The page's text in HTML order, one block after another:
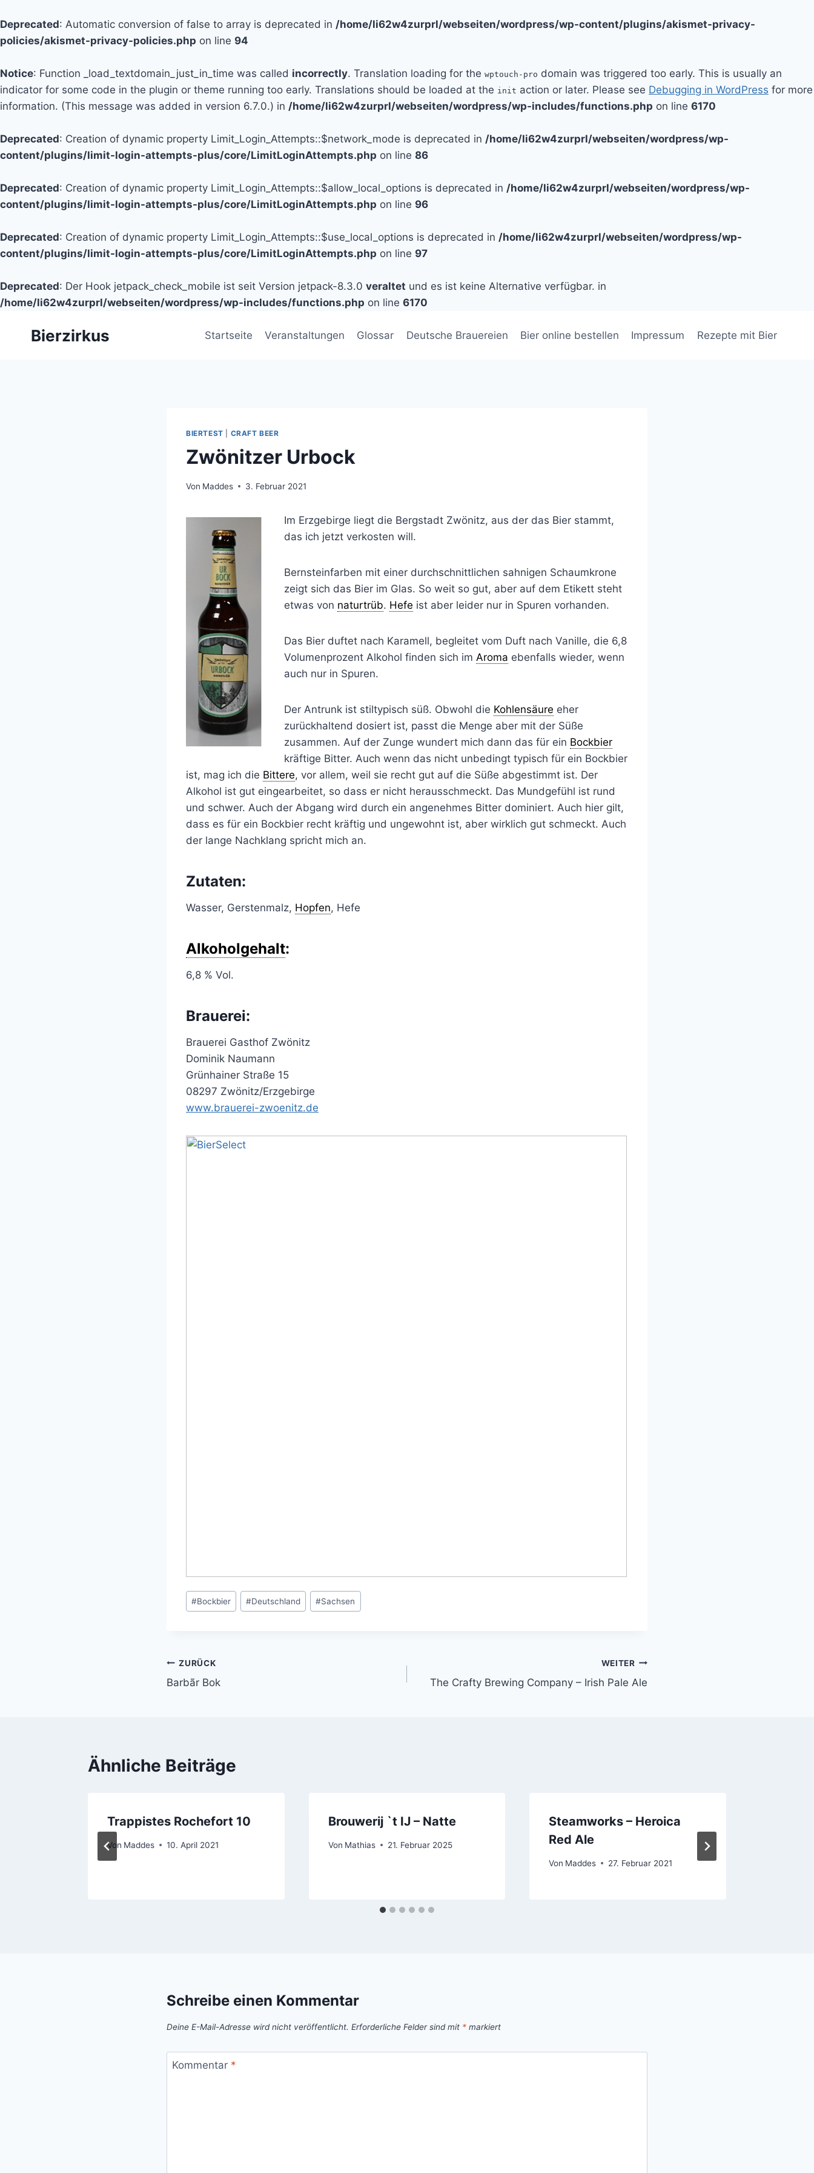
Deprecated: Automatic conversion of false to array is deprecated in /home/li62w4zurprl/webseiten/wordpress/wp-content/plugins/akismet-privacy-
policies/akismet-privacy-policies.php on line 94
Notice: Function _load_textdomain_just_in_time was called incorrectly. Translation loading for the wptouch-pro domain was triggered too early. This is usually an
indicator for some code in the plugin or theme running too early. Translations should be loaded at the init action or later. Please see Debugging in WordPress for more
information. (This message was added in version 6.7.0.) in /home/li62w4zurprl/webseiten/wordpress/wp-includes/functions.php on line 6170
Deprecated: Creation of dynamic property Limit_Login_Attempts::$network_mode is deprecated in /home/li62w4zurprl/webseiten/wordpress/wp-
content/plugins/limit-login-attempts-plus/core/LimitLoginAttempts.php on line 86
Deprecated: Creation of dynamic property Limit_Login_Attempts::$allow_local_options is deprecated in /home/li62w4zurprl/webseiten/wordpress/wp-
content/plugins/limit-login-attempts-plus/core/LimitLoginAttempts.php on line 96
Deprecated: Creation of dynamic property Limit_Login_Attempts::$use_local_options is deprecated in /home/li62w4zurprl/webseiten/wordpress/wp-
content/plugins/limit-login-attempts-plus/core/LimitLoginAttempts.php on line 97
Deprecated: Der Hook jetpack_check_mobile ist seit Version jetpack-8.3.0 veraltet und es ist keine Alternative verfügbar. in
/home/li62w4zurprl/webseiten/wordpress/wp-includes/functions.php on line 6170
Bierzirkus Startseite Veranstaltungen Glossar Deutsche Brauereien Bier online bestellen Impressum Rezepte mit Bier
BIERTEST CRAFT BEER
Zwönitzer Urbock
Von Maddes 3. Februar 2021
Im Erzgebirge liegt die Bergstadt Zwönitz, aus der das Bier stammt,
das ich jetzt verkosten will.
Bernsteinfarben mit einer durchschnittlichen sahnigen Schaumkrone
zeigt sich das Bier im Glas. So weit so gut, aber auf dem Etikett steht
etwas von naturtrüb. Hefe ist aber leider nur in Spuren vorhanden.
Das Bier duftet nach Karamell, begleitet vom Duft nach Vanille, die 6,8
Volumenprozent Alkohol finden sich im Aroma ebenfalls wieder, wenn
auch nur in Spuren.
Der Antrunk ist stiltypisch süß. Obwohl die Kohlensäure eher
zurückhaltend dosiert ist, passt die Menge aber mit der Süße
zusammen. Auf der Zunge wundert mich dann das für ein Bockbier
kräftige Bitter. Auch wenn das nicht unbedingt typisch für ein Bockbier
ist, mag ich die Bittere, vor allem, weil sie recht gut auf die Süße abgestimmt ist. Der
Alkohol ist gut eingearbeitet, so dass er nicht herausschmeckt. Das Mundgefühl ist rund
und schwer. Auch der Abgang wird durch ein angenehmes Bitter dominiert. Auch hier gilt,
dass es für ein Bockbier recht kräftig und ungewohnt ist, aber wirklich gut schmeckt. Auch
der lange Nachklang spricht mich an.
Zutaten:
Wasser, Gerstenmalz, Hopfen, Hefe
Alkoholgehalt:
6,8 % Vol.
Brauerei:
Brauerei Gasthof Zwönitz
Dominik Naumann
Grünhainer Straße 15
08297 Zwönitz/Erzgebirge
www.brauerei-zwoenitz.de
Schlagworte:
#Bockbier #Deutschland #Sachsen
Beitragsnavigation
ZURÜCK
Barbãr Bok
WEITER
The Crafty Brewing Company – Irish Pale Ale
Ähnliche Beiträge
Trappistes Rochefort 10
Von Maddes 10. April 2021
Brouwerij `t IJ – Natte
Von Mathias 21. Februar 2025
Steamworks – Heroica
Red Ale
Von Maddes 27. Februar 2021
Schreibe einen Kommentar
Deine E-Mail-Adresse wird nicht veröffentlicht. Erforderliche Felder sind mit * markiert
Kommentar *